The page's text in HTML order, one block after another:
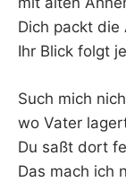
Dich packt die
Ihr Blick folgt
Such mich
wo Vater
Du saßt dort
Das mach ich